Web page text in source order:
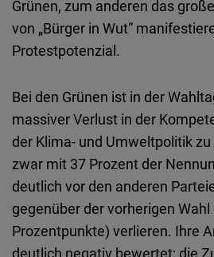
Grünen, zum anderen das
von „Bürger in Wut“
Protestpotenzial.
Bei den Grünen ist in der
massiver Verlust in der
der Klima- und Umweltpolitik
zwar mit 37 Prozent der
deutlich vor den anderen
gegenüber der vorherigen
Prozentpunkte) verlieren. Ihre
deutlich negativ bewertet; die